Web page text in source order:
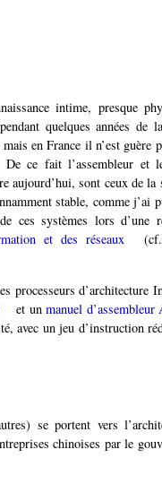
intime, presque
quelques années de
en France il n’est guère
ce fait l’assembleur et
aujourd’hui, sont ceux de
stable, comme j’ai
ces systèmes lors d’une
et des réseaux
processeurs
et unmanuel
avec un jeu d’instruction
se portent vers
chinoises par le